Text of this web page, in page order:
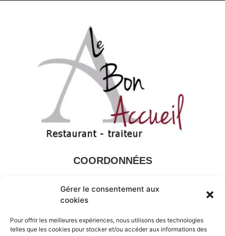
Gérer le consentement aux
cookies
Pour offrir les meilleures expériences, nous utilisons des technologies
telles que les cookies pour stocker et/ou accéder aux informations des
COORDONNÉES
02 96 73 40 70
Mentions légales
Politique de cookies